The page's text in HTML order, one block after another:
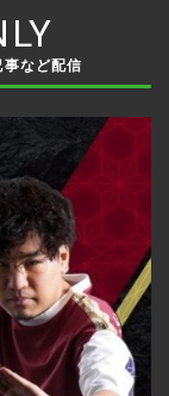
など配信